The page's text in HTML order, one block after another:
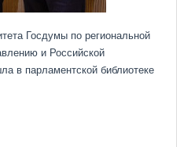
Госдумы по региональной
и Российской
в парламентской библиотеке